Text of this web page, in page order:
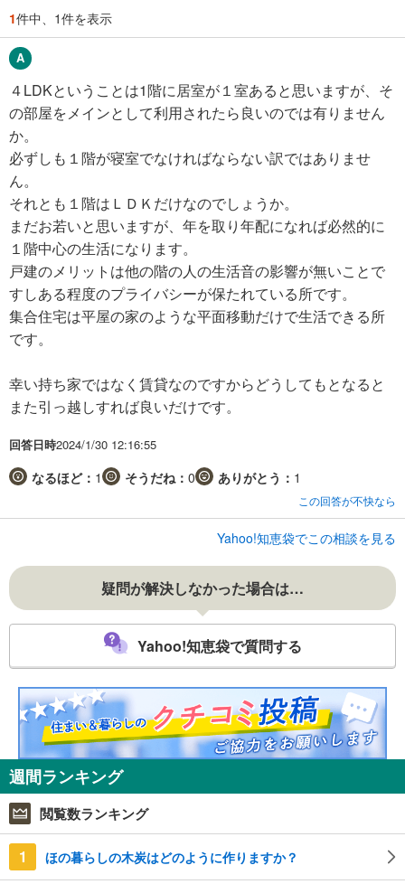
1件中、1件を表示
４LDKということは1階に居室が１室あると思いますが、そ
の部屋をメインとして利用されたら良いのでは有りません
か。
必ずしも１階が寝室でなければならない訳ではありませ
ん。
それとも１階はＬＤＫだけなのでしょうか。
まだお若いと思いますが、年を取り年配になれば必然的に
１階中心の生活になります。
戸建のメリットは他の階の人の生活音の影響が無いことで
すしある程度のプライバシーが保たれている所です。
集合住宅は平屋の家のような平面移動だけで生活できる所
です。
幸い持ち家ではなく賃貸なのですからどうしてもとなると
また引っ越しすれば良いだけです。
回答日時2024/1/30 12:16:55
なるほど： 1 そうだね： 0 ありがとう： 1
この回答が不快なら
Yahoo!知恵袋でこの相談を見る
疑問が解決しなかった場合は…
Yahoo!知恵袋で質問する
週間ランキング
閲覧数ランキング
1 ほの暮らしの木炭はどのように作りますか？